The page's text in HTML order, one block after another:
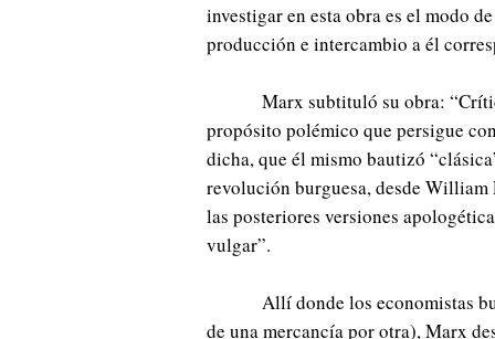
investigar en esta obra es el modo
producción e intercambio a él
Marx subtituló su obra:
propósito polémico que persigue
dicha, que él mismo bautizó
revolución burguesa, desde
las posteriores versiones
vulgar”.
Allí donde los economistas
de una mercancía por otra), Marx